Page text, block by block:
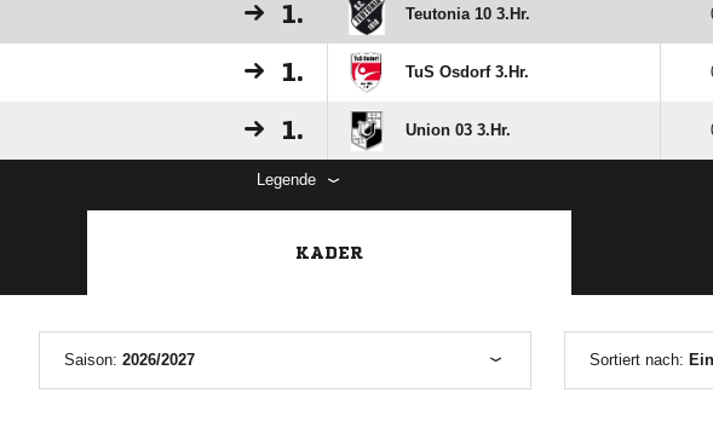
1. Teutonia 10 3.Hr.
1. TuS Osdorf 3.Hr.
1. Union 03 3.Hr.
Legende
KADER
Saison: 2026/2027 Sortiert nach: